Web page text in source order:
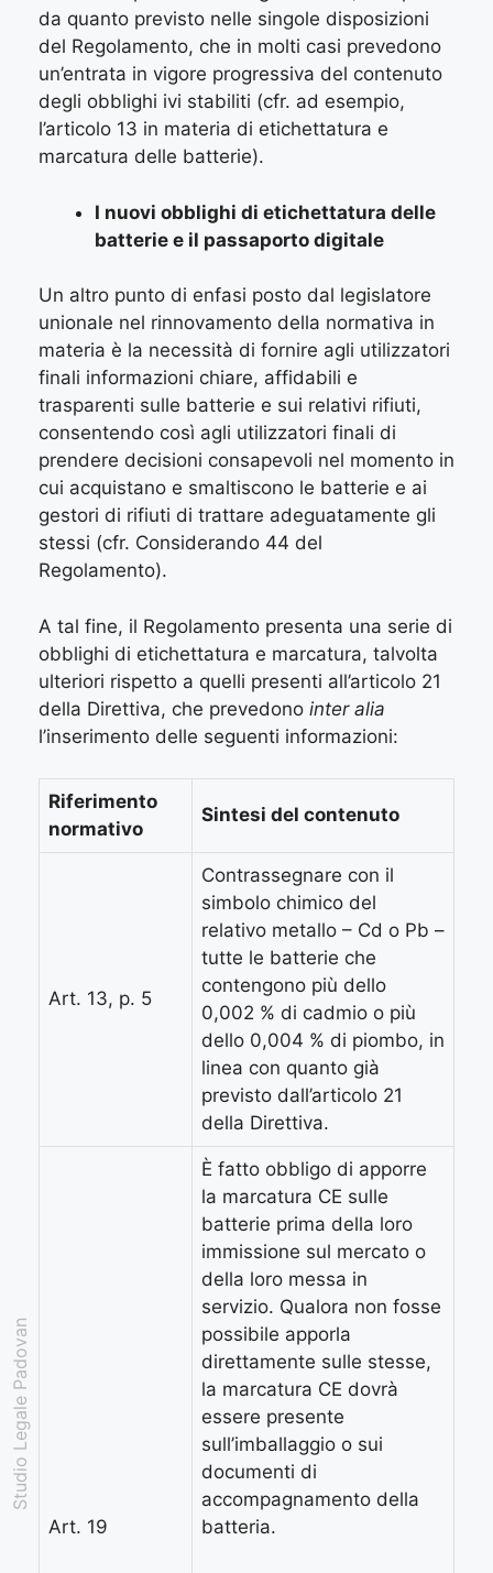
Studio Legale Padovan
da quanto previsto nelle singole disposizioni
del Regolamento, che in molti casi prevedono
un’entrata in vigore progressiva del contenuto
degli obblighi ivi stabiliti (cfr. ad esempio,
l’articolo 13 in materia di etichettatura e
marcatura delle batterie).
I nuovi obblighi di etichettatura delle
batterie e il passaporto digitale
Un altro punto di enfasi posto dal legislatore
unionale nel rinnovamento della normativa in
materia è la necessità di fornire agli utilizzatori
finali informazioni chiare, affidabili e
trasparenti sulle batterie e sui relativi rifiuti,
consentendo così agli utilizzatori finali di
prendere decisioni consapevoli nel momento in
cui acquistano e smaltiscono le batterie e ai
gestori di rifiuti di trattare adeguatamente gli
stessi (cfr. Considerando 44 del
Regolamento).
A tal fine, il Regolamento presenta una serie di
obblighi di etichettatura e marcatura, talvolta
ulteriori rispetto a quelli presenti all’articolo 21
della Direttiva, che prevedono inter alia
l’inserimento delle seguenti informazioni:
Riferimento
normativo
Sintesi del contenuto
Art. 13, p. 5
Contrassegnare con il
simbolo chimico del
relativo metallo – Cd o Pb –
tutte le batterie che
contengono più dello
0,002 % di cadmio o più
dello 0,004 % di piombo, in
linea con quanto già
previsto dall’articolo 21
della Direttiva.
Art. 19
È fatto obbligo di apporre
la marcatura CE sulle
batterie prima della loro
immissione sul mercato o
della loro messa in
servizio. Qualora non fosse
possibile apporla
direttamente sulle stesse,
la marcatura CE dovrà
essere presente
sull’imballaggio o sui
documenti di
accompagnamento della
batteria.